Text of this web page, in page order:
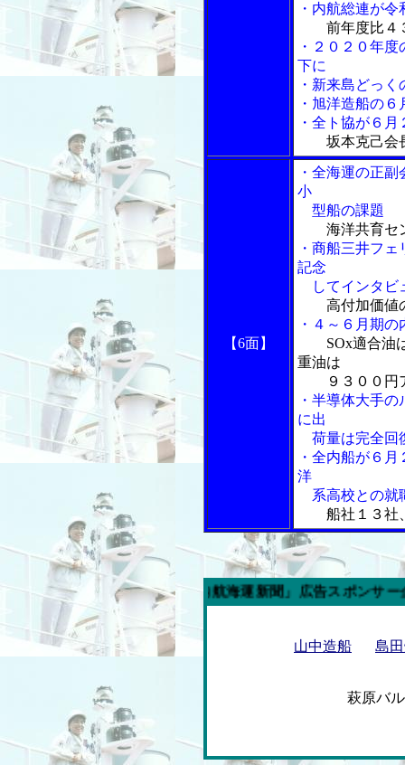
・内航総連が
前年度比４
・２０２０年
下に
・新来島どっ
・旭洋造船の
・全ト協が６
坂本克己会
【6面】
・全海運の正
小
型船の課題
海洋共育セ
・商船三井フ
記念
してインタビ
高付加価値
・４～６月期
SOx適合油
重油は
９３００円ア
・半導体大手
に出
荷量は完全回
・全内船が６
洋
系高校との就
船社１３社
今週の「内航海運新聞」広告スポンサー企業
山中造船 島
萩原バ